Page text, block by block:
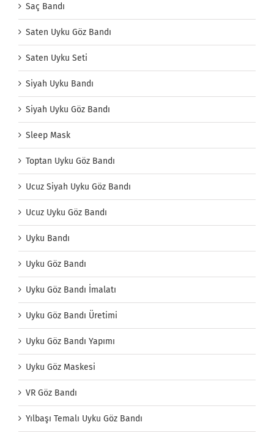
Saç Bandı
Saten Uyku Göz Bandı
Saten Uyku Seti
Siyah Uyku Bandı
Siyah Uyku Göz Bandı
Sleep Mask
Toptan Uyku Göz Bandı
Ucuz Siyah Uyku Göz Bandı
Ucuz Uyku Göz Bandı
Uyku Bandı
Uyku Göz Bandı
Uyku Göz Bandı İmalatı
Uyku Göz Bandı Üretimi
Uyku Göz Bandı Yapımı
Uyku Göz Maskesi
VR Göz Bandı
Yılbaşı Temalı Uyku Göz Bandı